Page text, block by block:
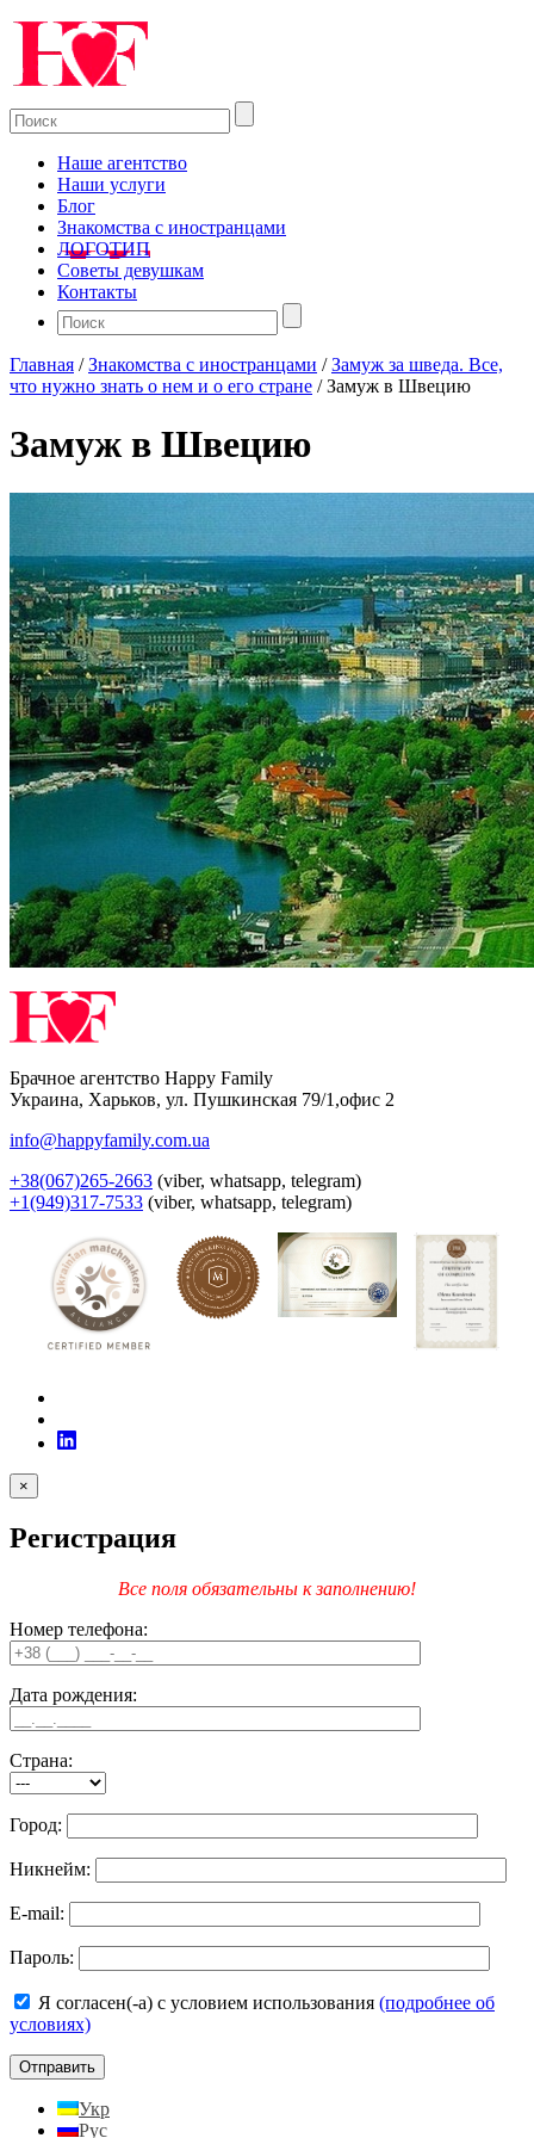
Наше агентство
Наши услуги
Блог
Знакомства с иностранцами
ЛОГОТИП
Советы девушкам
Контакты
Главная /Знакомства с иностранцами /Замуж за шведа. Все,
что нужно знать о нем и о его стране /Замуж в Швецию
Замуж в Швецию
Брачное агентство Happy Family
Украина, Харьков, ул. Пушкинская 79/1,офис 2
info@happyfamily.com.ua
+38(067)265-2663 (viber, whatsapp, telegram)
+1(949)317-7533 (viber, whatsapp, telegram)
×
Регистрация
Все поля обязательны к заполнению!
Номер телефона:
Дата рождения:
Страна:
Город:
Никнейм:
E-mail:
Пароль:
Я согласен(-а) с условием использования (подробнее об
условиях)
Укр
Рус